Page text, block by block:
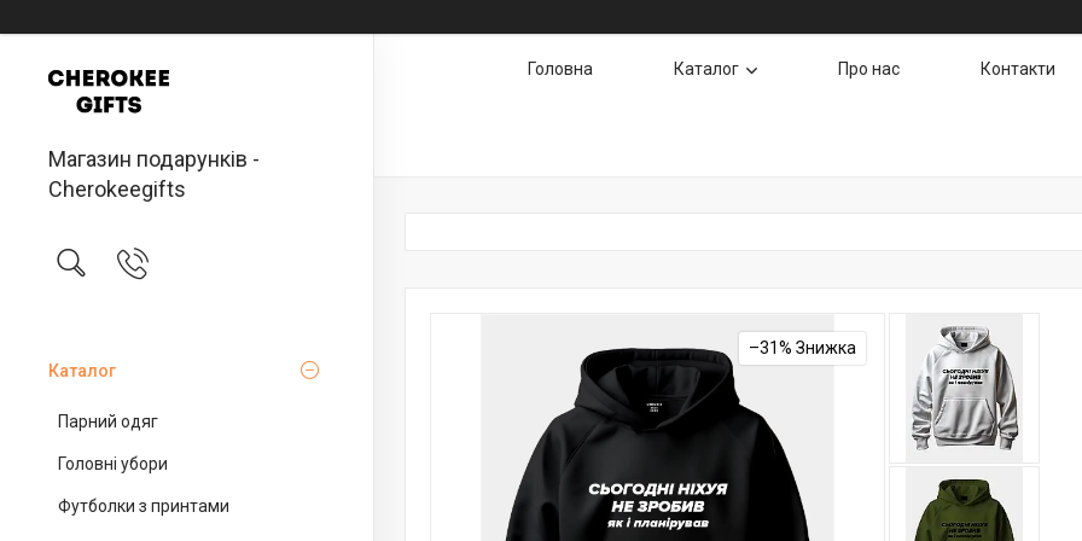
Магазин подарунків -
Cherokeegifts
Каталог
Парний одяг
Головні убори
Футболки з принтами
Головна Каталог Про нас Контакти
–31%